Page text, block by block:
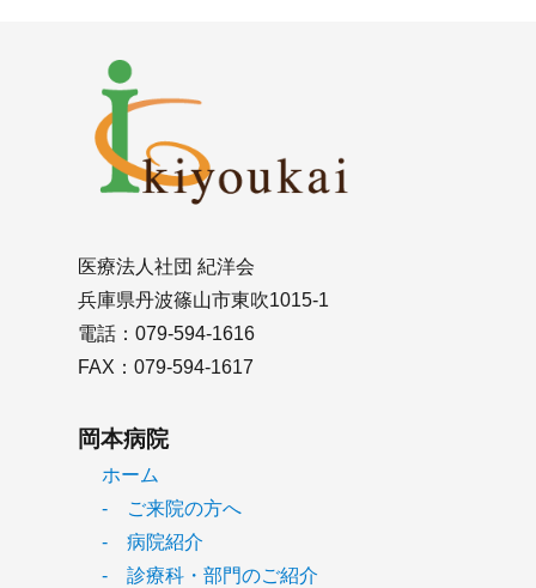
医療法人社団 紀洋会
兵庫県丹波篠山市東吹1015-1
電話：079-594-1616
FAX：079-594-1617
岡本病院
ホーム
- ご来院の方へ
- 病院紹介
- 診療科・部門のご紹介